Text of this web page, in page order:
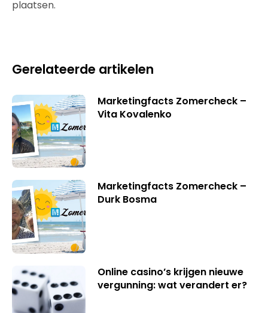
plaatsen.
Gerelateerde artikelen
Marketingfacts Zomercheck –
Vita Kovalenko
Marketingfacts Zomercheck –
Durk Bosma
Online casino’s krijgen nieuwe
vergunning: wat verandert er?